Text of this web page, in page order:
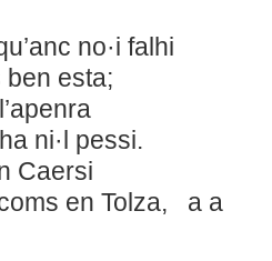
no·i falhi
ben esta;
ni·l pessi.
Caersi
en Tolza, a a